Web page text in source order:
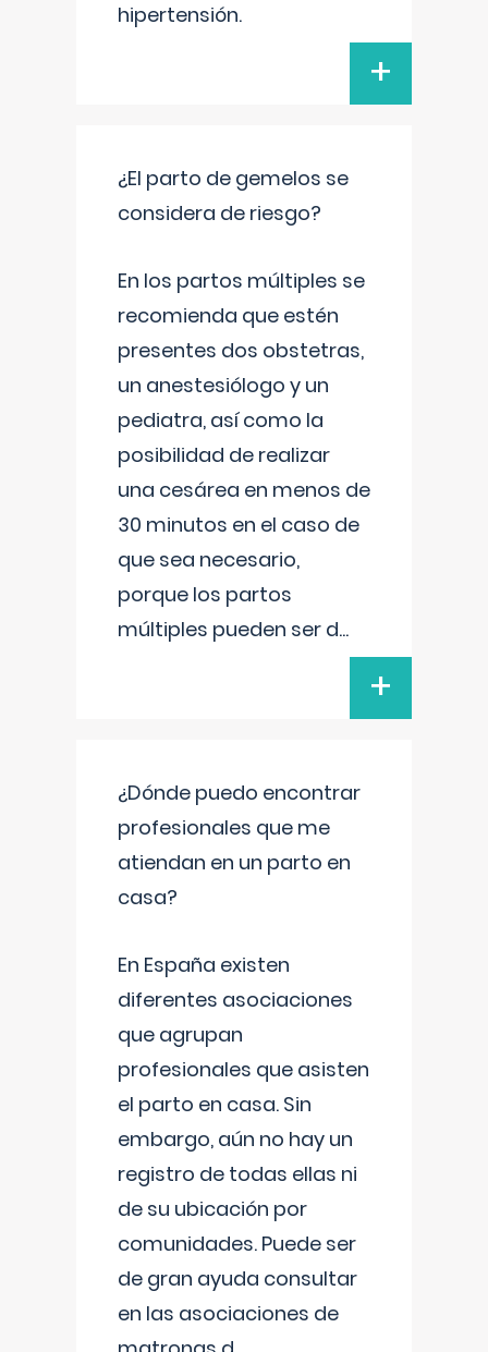
hipertensión.
+
¿El parto de gemelos se
considera de riesgo?
En los partos múltiples se
recomienda que estén
presentes dos obstetras,
un anestesiólogo y un
pediatra, así como la
posibilidad de realizar
una cesárea en menos de
30 minutos en el caso de
que sea necesario,
porque los partos
múltiples pueden ser d...
+
¿Dónde puedo encontrar
profesionales que me
atiendan en un parto en
casa?
En España existen
diferentes asociaciones
que agrupan
profesionales que asisten
el parto en casa. Sin
embargo, aún no hay un
registro de todas ellas ni
de su ubicación por
comunidades. Puede ser
de gran ayuda consultar
en las asociaciones de